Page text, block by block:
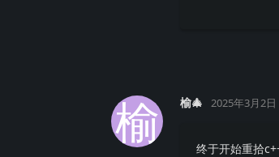
榆 榆🎄 2025年3月2日
终于开始重拾